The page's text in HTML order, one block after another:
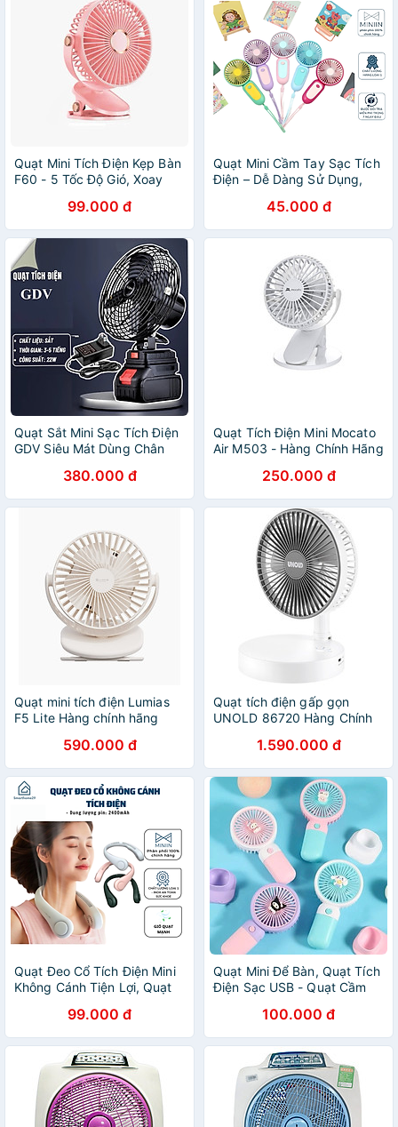
Quạt Mini Tích Điện Kẹp Bàn
F60 - 5 Tốc Độ Gió, Xoay
Sạc Type C - HÀNG CHÍNH
HÃNG MINIIN
99.000 đ
Quạt Mini Cầm Tay Sạc Tích
Điện – Dễ Dàng Sử Dụng,
CHÍNH HÃNG MINIIN
45.000 đ
Quạt Sắt Mini Sạc Tích Điện
GDV Siêu Mát Dùng Chân
Hàng Chính Hãng
380.000 đ
Quạt Tích Điện Mini Mocato
Air M503 - Hàng Chính Hãng
250.000 đ
Quạt mini tích điện Lumias
F5 Lite Hàng chính hãng
590.000 đ
Quạt tích điện gấp gọn
UNOLD 86720 Hàng Chính
1.590.000 đ
Quạt Đeo Cổ Tích Điện Mini
Không Cánh Tiện Lợi, Quạt
Dáng Thể Thao, Sạc USB -
HÀNG CHÍNH HÃNG MINIIN
99.000 đ
Quạt Mini Để Bàn, Quạt Tích
Điện Sạc USB - Quạt Cầm
Hướng Gió Xoay 360 Độ,
Kiểu Dáng Sang Trọng ,
Không Gây Ồn, Pin Sạc -
Giao Màu Ngẫu Nhiên -
Hàng Nhập Khẩu
100.000 đ